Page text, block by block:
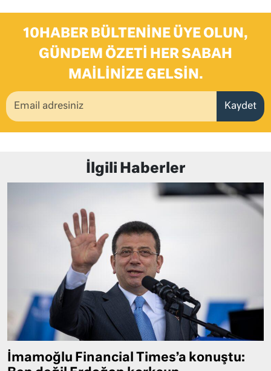
10HABER BÜLTENINE ÜYE OLUN,
GÜNDEM ÖZETI HER SABAH
MAILINIZE GELSIN.
Kaydet
İlgili Haberler
İmamoğlu Financial Times’a konuştu: